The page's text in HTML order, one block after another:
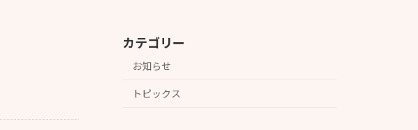
カテゴリー
お知らせ
トピックス